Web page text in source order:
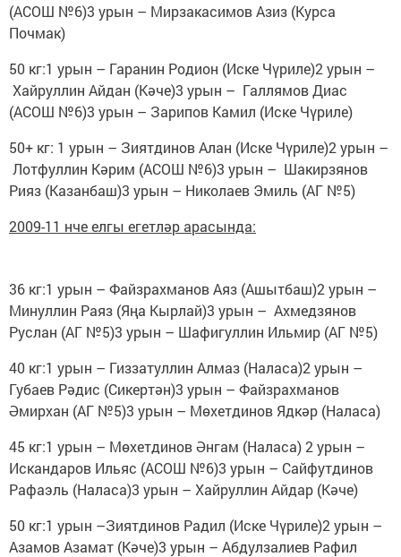
(АСОШ №6)3 урын – Мирзакасимов Азиз (Курса
Почмак)
50 кг:1 урын – Гаранин Родион (Иске Чүриле)2 урын –
Хайруллин Айдан (Кәче)3 урын – Галлямов Диас
(АСОШ №6)3 урын – Зарипов Камил (Иске Чүриле)
50+ кг: 1 урын – Зиятдинов Алан (Иске Чүриле)2 урын –
Лотфуллин Кәрим (АСОШ №6)3 урын – Шакирзянов
Рияз (Казанбаш)3 урын – Николаев Эмиль (АГ №5)
2009-11 нче елгы егетләр арасында:
36 кг:1 урын – Файзрахманов Аяз (Ашытбаш)2 урын –
Минуллин Раяз (Яңа Кырлай)3 урын – Ахмедзянов
Руслан (АГ №5)3 урын – Шафигуллин Ильмир (АГ №5)
40 кг:1 урын – Гиззатуллин Алмаз (Наласа)2 урын –
Губаев Рәдис (Сикертән)3 урын – Файзрахманов
Әмирхан (АГ №5)3 урын – Мөхетдинов Ядкәр (Наласа)
45 кг:1 урын – Мөхетдинов Әнгам (Наласа) 2 урын –
Искандаров Ильяс (АСОШ №6)3 урын – Сайфутдинов
Рафаэль (Наласа)3 урын – Хайруллин Айдар (Кәче)
50 кг:1 урын –Зиятдинов Радил (Иске Чүриле)2 урын –
Азамов Азамат (Кәче)3 урын – Абдулзалиев Рафил